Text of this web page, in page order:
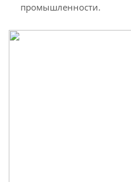
промышленности.